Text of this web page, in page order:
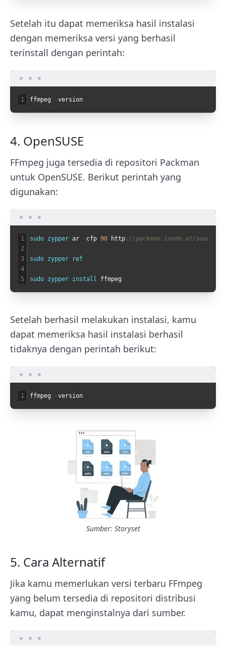
Setelah itu dapat memeriksa hasil instalasi
dengan memeriksa versi yang berhasil
terinstall dengan perintah:
1 ffmpeg -version
4. OpenSUSE
FFmpeg juga tersedia di repositori Packman
untuk OpenSUSE. Berikut perintah yang
digunakan:
1
2
3
4
5
sudo zypper ar -cfp 90 http: //packman.inode.at/suse/
sudo zypper ref
sudo zypper install ffmpeg
Setelah berhasil melakukan instalasi, kamu
dapat memeriksa hasil instalasi berhasil
tidaknya dengan perintah berikut:
1 ffmpeg -version
Sumber: Storyset
5. Cara Alternatif
Jika kamu memerlukan versi terbaru FFmpeg
yang belum tersedia di repositori distribusi
kamu, dapat menginstalnya dari sumber.